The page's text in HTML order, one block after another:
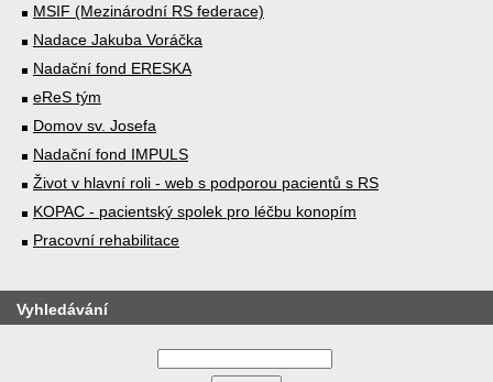
MSIF (Mezinárodní RS federace)
Nadace Jakuba Voráčka
Nadační fond ERESKA
eReS tým
Domov sv. Josefa
Nadační fond IMPULS
Život v hlavní roli - web s podporou pacientů s RS
KOPAC - pacientský spolek pro léčbu konopím
Pracovní rehabilitace
Vyhledávání